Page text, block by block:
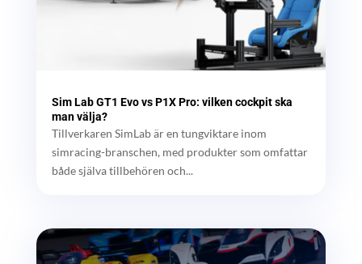
Sim Lab GT1 Evo vs P1X Pro: vilken cockpit ska
man välja?
Tillverkaren SimLab är en tungviktare inom
simracing-branschen, med produkter som omfattar
både själva tillbehören och...